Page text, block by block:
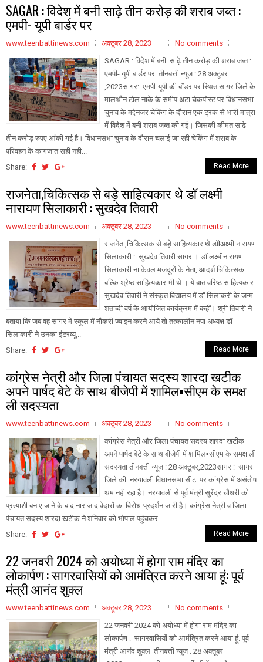
SAGAR : विदेश में बनी साढ़े तीन करोड़ की शराब जब्त :
एमपी- यूपी बार्डर पर
www.teenbattinews.com अक्टूबर 28, 2023
No comments
SAGAR : विदेश में बनी साढ़े तीन करोड़ की शराब जब्त :
एमपी- यूपी बार्डर पर तीनबत्ती न्यूज : 28 अक्टूबर
,2023सागर: एमपी-यूपी की बॉडर पर स्थित सागर जिले के
मालथौन टोल नाके के समीप अटा चेकपोस्ट पर विधानसभा
चुनाव के मद्देनजर चेकिंग के दौरान एक ट्रक से भारी मात्रा
में विदेश में बनी शराब जब्त की गई। जिसकी कीमत साढ़े
तीन करोड़ रुपए आंकी गई है। विधानसभा चुनाव के दौरान चलाई जा रही चेकिंग में शराब के
परिवहन के कागजात सही नही...
Share:
Read More
राजनेता,चिकित्सक से बड़े साहित्यकार थे डॉ लक्ष्मी
नारायण सिलाकारी : सुखदेव तिवारी
www.teenbattinews.com अक्टूबर 28, 2023
No comments
राजनेता,चिकित्सक से बड़े साहित्यकार थे डॉlअक्ष्मी नारायण
सिलाकारी : सुखदेव तिवारी सागर । डॉ लक्ष्मीनारायण
सिलाकारी ना केवल मजदूरों के नेता, आदर्श चिकित्सक
बल्कि श्रेष्ठ साहित्यकार भी थे । ये बात वरिष्ठ साहित्यकार
सुखदेव तिवारी ने संस्कृत विद्यालय में डॉ सिलाकरी के जन्म
शताब्दी वर्ष के आयोजित कार्यक्रम में कहीं। श्री तिवारी ने
बताया कि जब वह सागर में स्कूल में नौकरी ज्वाइन करने आये तो तत्कालीन नपा अध्यक्ष डॉ
सिलाकारी ने उनका इंटरव्यू...
Share:
Read More
कांग्रेस नेत्री और जिला पंचायत सदस्य शारदा खटीक
अपने पार्षद बेटे के साथ बीजेपी में शामिल▪️सीएम के समक्ष
ली सदस्यता
www.teenbattinews.com अक्टूबर 28, 2023
No comments
कांग्रेस नेत्री और जिला पंचायत सदस्य शारदा खटीक
अपने पार्षद बेटे के साथ बीजेपी में शामिल▪️सीएम के समक्ष ली
सदस्यता तीनबत्ती न्यूज : 28 अक्टूबर,2023सागर : सागर
जिले की नरयावली विधानसभा सीट पर कांग्रेस में असंतोष
थम नही रहा है। नरयावली से पूर्व मंत्री सुरेंद्र चौधरी को
प्रत्याशी बनाए जाने के बाद नाराज दावेदारों का विरोध-प्रदर्शन जारी है। कांग्रेस नेत्री व जिला
पंचायत सदस्य शारदा खटीक ने शनिवार को भोपाल पहुंचकर...
Share:
Read More
22 जनवरी 2024 को अयोध्या में होगा राम मंदिर का
लोकार्पण : सागरवासियों को आमंत्रित करने आया हूं: पूर्व
मंत्री आनंद शुक्ल
www.teenbattinews.com अक्टूबर 28, 2023
No comments
22 जनवरी 2024 को अयोध्या में होगा राम मंदिर का
लोकार्पण : सागरवासियों को आमंत्रित करने आया हूं: पूर्व
मंत्री आनंद शुक्ल तीनबत्ती न्यूज : 28 अक्तूबर